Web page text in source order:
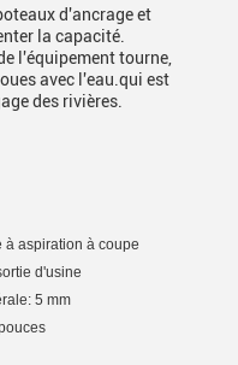
d'ancrage et
la capacité.
l'équipement tourne,
avec l'eau.qui est
des rivières.
à aspiration à coupe
d'usine
5 mm